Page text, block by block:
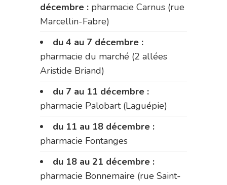
décembre : pharmacie Carnus (rue
Marcellin-Fabre)
du 4 au 7 décembre :
pharmacie du marché (2 allées
Aristide Briand)
du 7 au 11 décembre :
pharmacie Palobart (Laguépie)
du 11 au 18 décembre :
pharmacie Fontanges
du 18 au 21 décembre :
pharmacie Bonnemaire (rue Saint-